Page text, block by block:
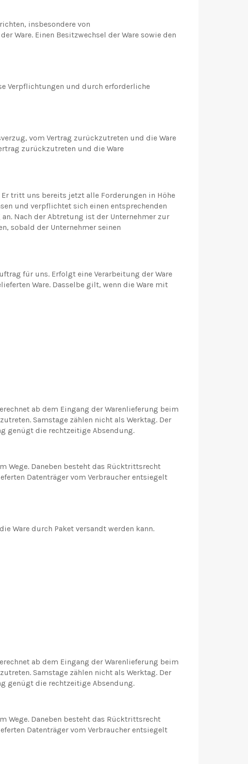
insbesondere von
Ware. Einen Besitzwechsel der Ware sowie den
Verpflichtungen und durch erforderliche
vom Vertrag zurückzutreten und die Ware
zurückzutreten und die Ware
tritt uns bereits jetzt alle Forderungen in Höhe
und verpflichtet sich einen entsprechenden
Nach der Abtretung ist der Unternehmer zur
sobald der Unternehmer seinen
für uns. Erfolgt eine Verarbeitung der Ware
Ware. Dasselbe gilt, wenn die Ware mit
ab dem Eingang der Warenlieferung beim
Samstage zählen nicht als Werktag. Der
genügt die rechtzeitige Absendung.
Daneben besteht das Rücktrittsrecht
Datenträger vom Verbraucher entsiegelt
Ware durch Paket versandt werden kann.
ab dem Eingang der Warenlieferung beim
Samstage zählen nicht als Werktag. Der
genügt die rechtzeitige Absendung.
Daneben besteht das Rücktrittsrecht
Datenträger vom Verbraucher entsiegelt